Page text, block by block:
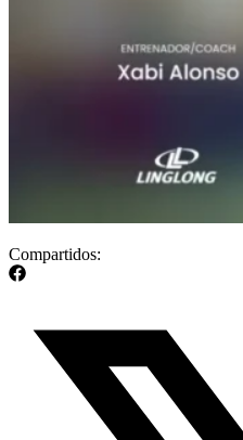
Compartidos: